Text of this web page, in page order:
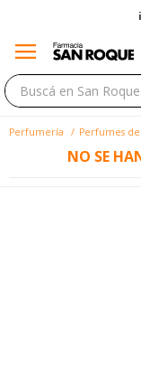
menu
Perfumería Perfumes
NO SE
close